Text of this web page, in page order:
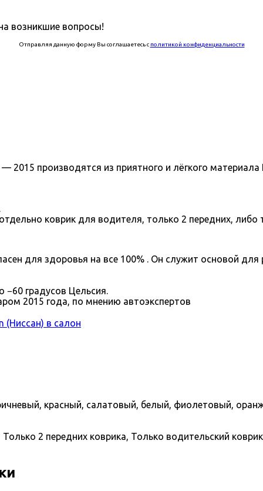
возникшие вопросы!
Отправляя данную форму Вы соглашаетесь с политикой конфиденциальности
2015 производятся из приятного и лёгкого
коврик для водителя, только 2 передних, либо
для здоровья на все 100% . Он служит основой
градусов Цельсия.
2015 года, по мнению автоэкспертов
(Ниссан) в салон
красный, салатовый, белый, фиолетовый,
2 передних коврика, Только водительский